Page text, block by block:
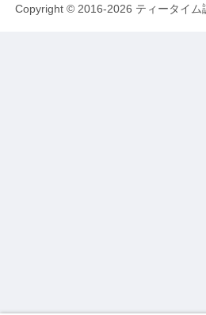
Copyright © 2016-2026 ティータイム